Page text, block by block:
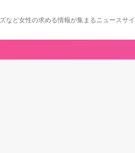
など女性の求める情報が集まるニュースサイ